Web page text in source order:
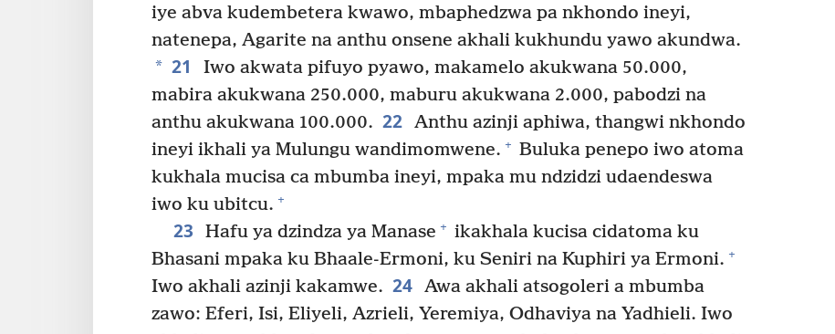
iye abva kudembetera kwawo, mbaphedzwa pa nkhondo ineyi,
natenepa, Agarite na anthu onsene akhali kukhundu yawo akundwa.
* 21
Iwo akwata pifuyo pyawo, makamelo akukwana 50.000,
mabira akukwana 250.000, maburu akukwana 2.000, pabodzi na
anthu akukwana 100.000. 22 Anthu azinji aphiwa, thangwi nkhondo
ineyi ikhali ya Mulungu wandimomwene. + Buluka penepo iwo atoma
kukhala mucisa ca mbumba ineyi, mpaka mu ndzidzi udaendeswa
iwo ku ubitcu. +
23 Hafu ya dzindza ya Manase + ikakhala kucisa cidatoma ku
Bhasani mpaka ku Bhaale-Ermoni, ku Seniri na Kuphiri ya Ermoni. +
Iwo akhali azinji kakamwe. 24 Awa akhali atsogoleri a mbumba
zawo: Eferi, Isi, Eliyeli, Azrieli, Yeremiya, Odhaviya na Yadhieli. Iwo